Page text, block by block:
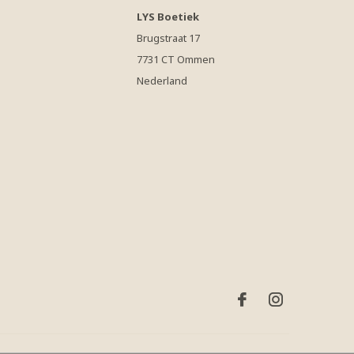
LYS Boetiek
Brugstraat 17
7731 CT Ommen
Nederland